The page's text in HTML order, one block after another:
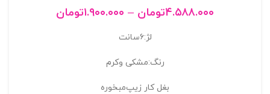
۴.۵۸۸.۰۰۰تومان – ۱.۹۰۰.۰۰۰تومان
لژ:۶سانت
رنگ:مشکی و‌کرم
بغل کار زیپ‌مبخوره